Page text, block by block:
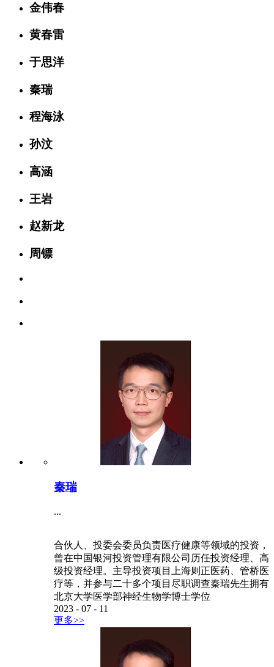
金伟春
黄春雷
于思洋
秦瑞
程海泳
孙汶
高涵
王岩
赵新龙
周镖
秦瑞
...
合伙人、投委会委员负责医疗健康等领域的投资，
曾在中国银河投资管理有限公司历任投资经理、高
级投资经理。主导投资项目上海则正医药、管桥医
疗等，并参与二十多个项目尽职调查秦瑞先生拥有
北京大学医学部神经生物学博士学位
2023 - 07 - 11
更多>>